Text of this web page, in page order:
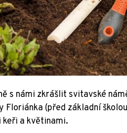
s námi zkrášlit svitavské
Floriánka (před základní
a květinami.